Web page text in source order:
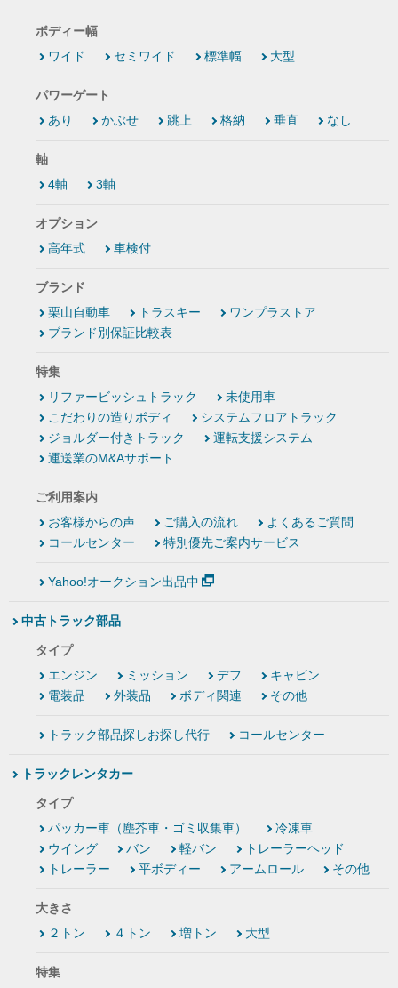
ボディー幅
ワイド
セミワイド 標準幅 大型
パワーゲート
あり
かぶせ 跳上 格納 垂直 なし
軸
4軸
3軸
オプション
高年式
車検付
ブランド
栗山自動車
トラスキー
ワンプラストア
ブランド別保証比較表
特集
リファービッシュトラック
未使用車
こだわりの造りボディ
システムフロアトラック
ジョルダー付きトラック
運転支援システム
運送業のM&Aサポート
ご利用案内
お客様からの声
ご購入の流れ
よくあるご質問
コールセンター
特別優先ご案内サービス
Yahoo!オークション出品中
中古トラック部品
タイプ
エンジン
ミッション デフ
キャビン
電装品
外装品 ボディ関連 その他
トラック部品探しお探し代行 コールセンター
トラックレンタカー
タイプ
パッカー車（塵芥車・ゴミ収集車）
冷凍車
ウイング
バン 軽バン
トレーラーヘッド
トレーラー
平ボディー アームロール その他
大きさ
２トン
４トン 増トン 大型
特集